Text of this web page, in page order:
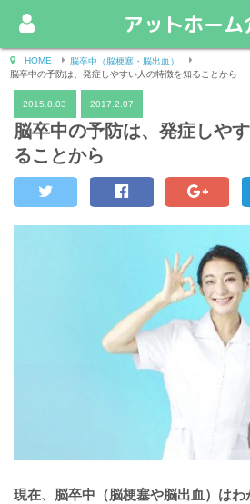
アットホーム
HOME
脳卒中（脳梗塞・脳出血）
脳卒中の予防は、発症しやすい人の特徴を知ることから
2015.8.03 2017.2.07
脳卒中の予防は、発症しや
ることから
現在、脳卒中（脳梗塞や脳出血）は